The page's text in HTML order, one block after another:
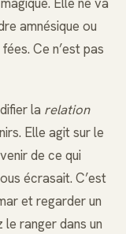
amnésique ou
Ce n’est pas
la relation
Elle agit sur le
de ce qui
écrasait. C’est
et regarder un
ranger dans un